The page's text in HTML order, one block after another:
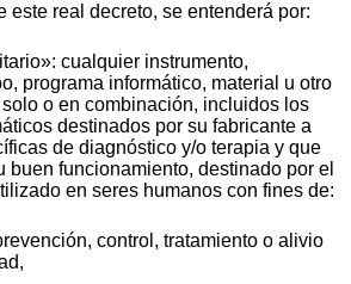
este real decreto, se entenderá por:
cualquier instrumento,
programa informático, material u otro
o en combinación, incluidos los
destinados por su fabricante a
de diagnóstico y/o terapia y que
buen funcionamiento, destinado por el
en seres humanos con fines de:
control, tratamiento o alivio